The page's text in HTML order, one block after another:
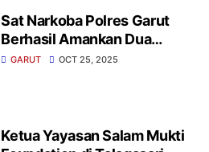
Sat Narkoba Polres Garut
Berhasil Amankan Dua
Pengedar Sabu Di
GARUT OCT 25, 2025
Ketua Yayasan Salam Mukti